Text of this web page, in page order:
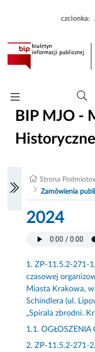
czcionka:
BIP MJO -
Strona
Zamówienia
2024
1. ZP-11.5.2-271-
czasowej
Miasta Krakowa,
Schindlera (ul.
„Spirala zbrodni.
1.1.
2. ZP-11.5.2-271-